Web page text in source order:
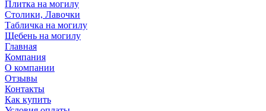
Плитка на могилу
Столики, Лавочки
Табличка на могилу
Щебень на могилу
Главная
Компания
О компании
Отзывы
Контакты
Как купить